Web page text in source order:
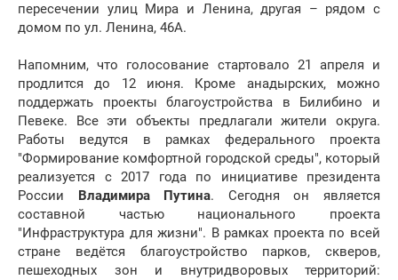
пересечении улиц Мира и Ленина, другая – рядом с
домом по ул. Ленина, 46А.
Напомним, что голосование стартовало 21 апреля и
продлится до 12 июня. Кроме анадырских, можно
поддержать проекты благоустройства в Билибино и
Певеке. Все эти объекты предлагали жители округа.
Работы ведутся в рамках федерального проекта
"Формирование комфортной городской среды", который
реализуется с 2017 года по инициативе президента
России Владимира Путина. Сегодня он является
составной частью национального проекта
"Инфраструктура для жизни". В рамках проекта по всей
стране ведётся благоустройство парков, скверов,
пешеходных зон и внутридворовых территорий: